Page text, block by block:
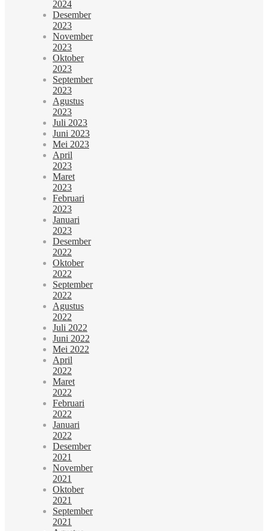
2024
Desember
2023
November
2023
Oktober
2023
September
2023
Agustus
2023
Juli 2023
Juni 2023
Mei 2023
April
2023
Maret
2023
Februari
2023
Januari
2023
Desember
2022
Oktober
2022
September
2022
Agustus
2022
Juli 2022
Juni 2022
Mei 2022
April
2022
Maret
2022
Februari
2022
Januari
2022
Desember
2021
November
2021
Oktober
2021
September
2021